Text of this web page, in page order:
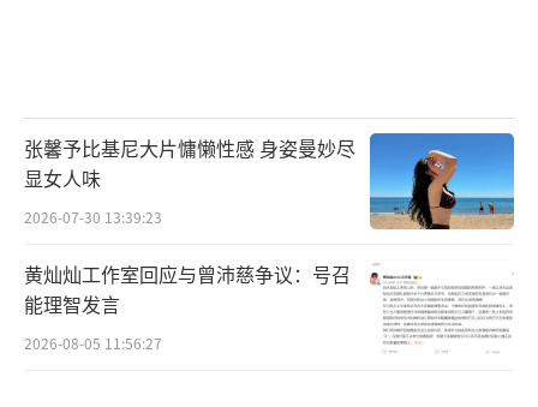
张馨予比基尼大片慵懒性感 身姿曼妙尽
显女人味
2026-07-30 13:39:23
黄灿灿工作室回应与曾沛慈争议：号召
能理智发言
2026-08-05 11:56:27